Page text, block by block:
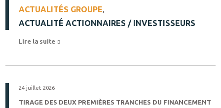
ACTUALITÉS GROUPE,
ACTUALITÉ ACTIONNAIRES / INVESTISSEURS
Lire la suite
24 juillet 2026
TIRAGE DES DEUX PREMIÈRES TRANCHES DU FINANCEMENT